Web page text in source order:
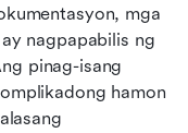
mga
nagpapabilis ng
pinag-isang
hamon